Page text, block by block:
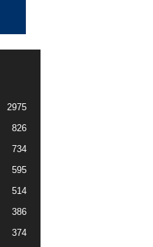
2975
826
734
595
514
386
374